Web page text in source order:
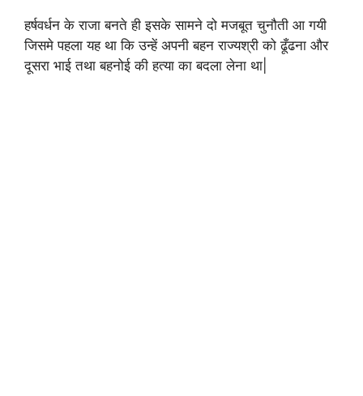
हर्षवर्धन के राजा बनते ही इसके सामने दो मजबूत चुनौती आ गयी
जिसमे पहला यह था कि उन्हें अपनी बहन राज्यश्री को ढूँढना और
दूसरा भाई तथा बहनोई की हत्या का बदला लेना था|